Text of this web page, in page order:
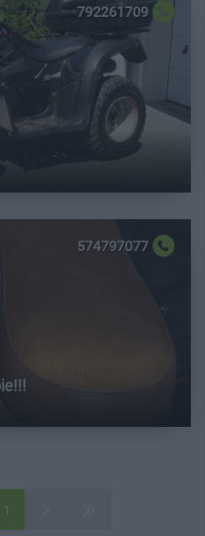
792261709
574797077
1